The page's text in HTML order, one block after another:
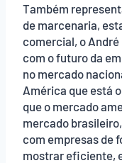
Também
de marcenaria,
comercial, o
com o futuro da
no mercado
América que está
que o mercado
mercado
com empresas de
mostrar eficiente,